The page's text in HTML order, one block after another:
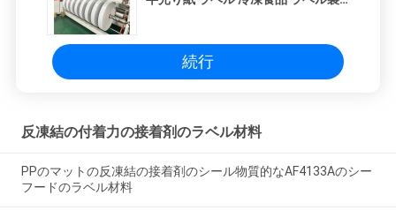
続行
反凍結の付着力の接着剤のラベル材料
PPのマットの反凍結の接着剤のシール物質的なAF4133Aのシー
フードのラベル材料